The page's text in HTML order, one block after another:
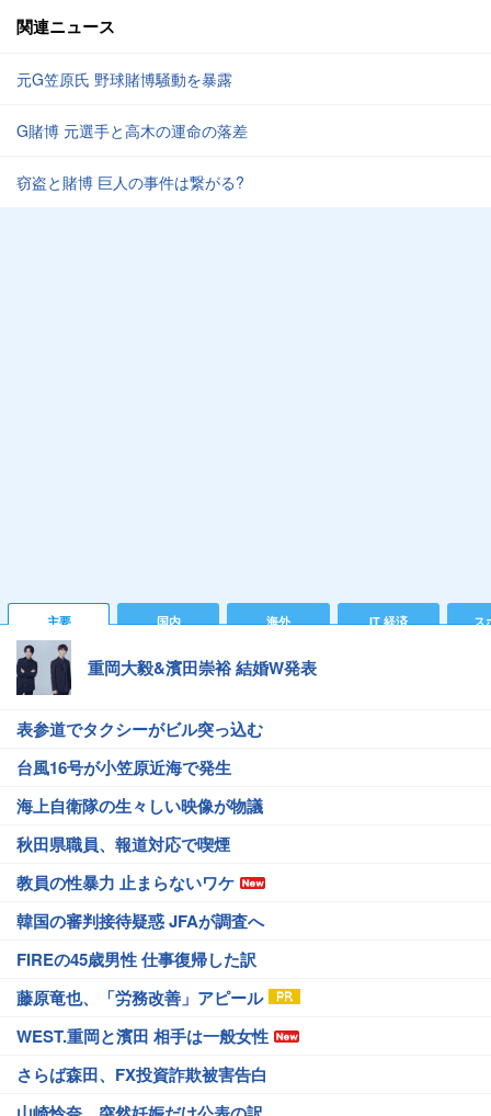
関連ニュース
元G笠原氏 野球賭博騒動を暴露
G賭博 元選手と高木の運命の落差
窃盗と賭博 巨人の事件は繋がる?
主要 国内 海外 IT 経済 ス
重岡大毅&濱田崇裕 結婚W発表
表参道でタクシーがビル突っ込む
台風16号が小笠原近海で発生
海上自衛隊の生々しい映像が物議
秋田県職員、報道対応で喫煙
教員の性暴力 止まらないワケ
韓国の審判接待疑惑 JFAが調査へ
FIREの45歳男性 仕事復帰した訳
藤原竜也、「労務改善」アピール
WEST.重岡と濱田 相手は一般女性
さらば森田、FX投資詐欺被害告白